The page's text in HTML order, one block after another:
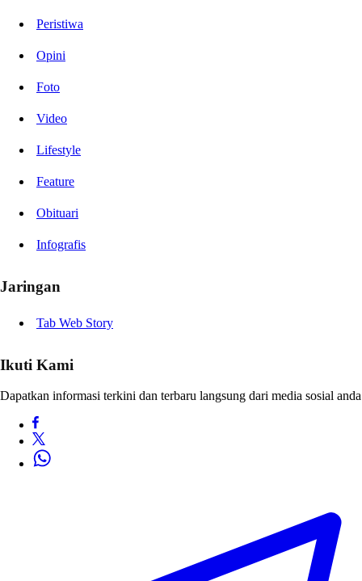
Peristiwa
Opini
Foto
Video
Lifestyle
Feature
Obituari
Infografis
Jaringan
Tab Web Story
Ikuti Kami
Dapatkan informasi terkini dan terbaru langsung dari media sosial anda